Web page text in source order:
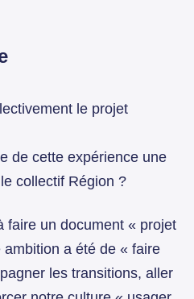
le projet
de cette expérience une
collectif Région ?
faire un document « projet
ambition a été de « faire
les transitions, aller